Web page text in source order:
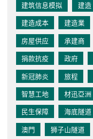
建筑信息模拟
建造
建造成本
建造業
房屋供应
承建商
捐款抗疫
政府
新冠肺炎
旅程
智慧工地
材迅亞洲
民生保障
海底隧道
澳門
狮子山隧道